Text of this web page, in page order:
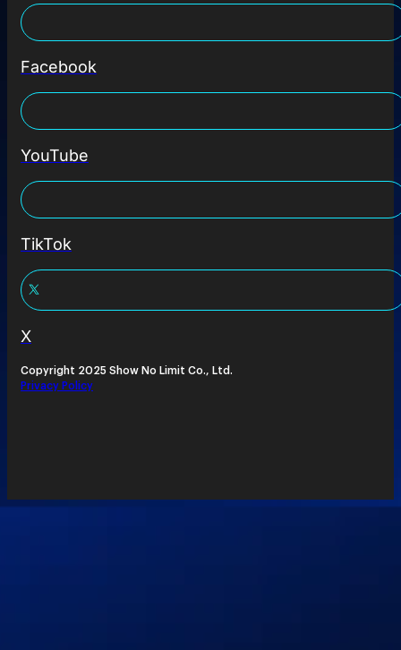
Facebook
YouTube
TikTok
X
Copyright 2025 Show No Limit Co., Ltd.
Privacy Policy